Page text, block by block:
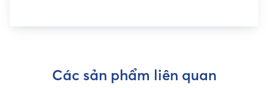
Các sản phẩm liên quan